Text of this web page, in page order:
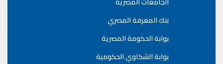
بنك المعرفة المصري
بوابة الحكومة المصرية
بوابة الشكاوي الحكومية